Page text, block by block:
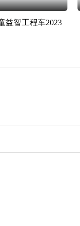
益智工程车2023